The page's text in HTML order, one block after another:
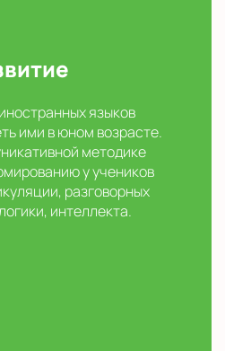
языков
ими в юном возрасте.
методике
у учеников
разговорных
интеллекта.